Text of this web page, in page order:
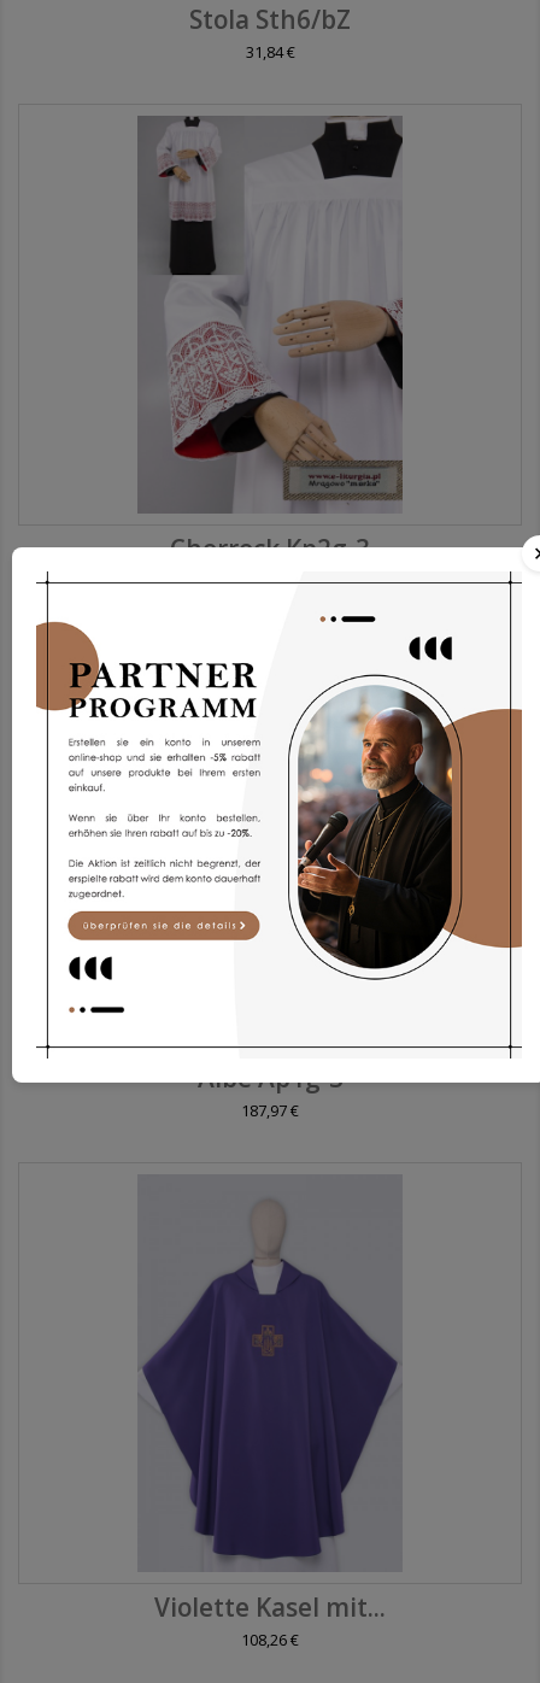
Stola Sth6/bZ
31,84 €
Chorrock Kp2g-3
173,93 €
Albe Ap1g-3
187,97 €
Violette Kasel mit...
108,26 €